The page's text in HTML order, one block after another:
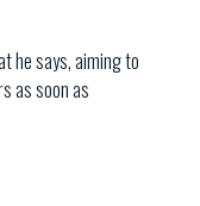
he says, aiming to
as soon as